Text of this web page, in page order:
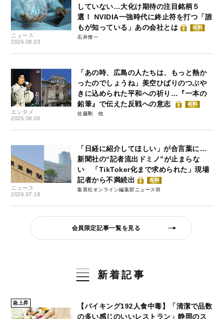
ニュース
2026.08.03
していない…大化け期待の注目銘柄５
選！ NVIDIA一強時代に終止符を打つ「誰
もが知っている」あの会社とは
有料
石井僚一
エンタメ
2025.08.06
「あの時、広島の人たちは、もっと熱か
ったのでしょうね」美空ひばりのつぶや
きに込められた平和への祈り…『一本の
鉛筆』で伝えた反戦への意志
有料
佐藤剛
ニュース
2026.07.18
「日経に紹介してほしい」が合言葉に…
新聞社の“記者流出ドミノ”が止まらな
い 「TikToker化まで求められた」現場
記者から不満続出
有料
集英社オンライン編集部ニュース班
会員限定記事一覧を見る
新着記事
急上昇
【バイキング192人食中毒】「清潔で品数
の多い感じのいいレストラン」静岡のス